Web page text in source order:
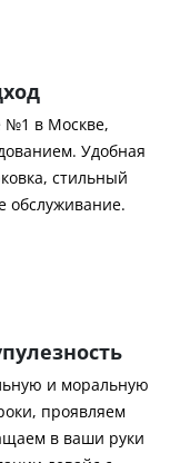
№1 в Москве,
Удобная
стильный
обслуживание.
и моральную
проявляем
в ваши руки